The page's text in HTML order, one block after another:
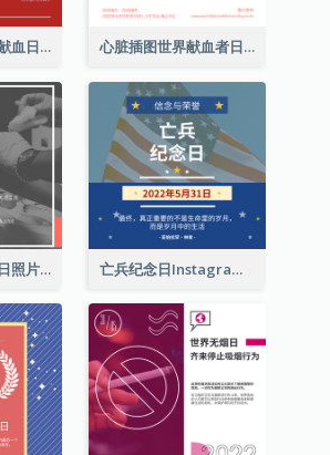
献血者照片世界献血日Instagram帖子 心脏插图世界献血者日Instagram帖子
这是世界献血者日照片Instagram帖子 亡兵纪念日Instagram帖子(附名言引用)